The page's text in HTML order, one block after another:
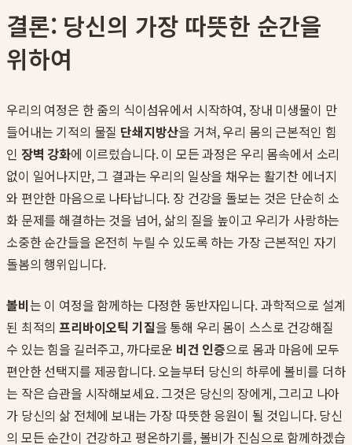
결론: 당신의 가장 따뜻한 순간을
위하여
우리의 여정은 한 줌의 식이섬유에서 시작하여, 장내 미생물이 만
들어내는 기적의 물질 단쇄지방산을 거쳐, 우리 몸의 근본적인 힘
인 장벽 강화에 이르렀습니다. 이 모든 과정은 우리 몸속에서 소리
없이 일어나지만, 그 결과는 우리의 일상을 채우는 활기찬 에너지
와 편안한 마음으로 나타납니다. 장 건강을 돌보는 것은 단순히 소
화 문제를 해결하는 것을 넘어, 삶의 질을 높이고 우리가 사랑하는
소중한 순간들을 온전히 누릴 수 있도록 하는 가장 근본적인 자기
돌봄의 행위입니다.
볼비는 이 여정을 함께하는 다정한 동반자입니다. 과학적으로 설계
된 최적의프리바이오틱 기질을 통해 우리 몸이 스스로 건강해질
수 있는 힘을 길러주고, 까다로운 비건 인증으로 몸과 마음에 모두
편안한 선택지를 제공합니다. 오늘부터 당신의 하루에 볼비를 더하
는 작은 습관을 시작해보세요. 그것은 당신의 장에게, 그리고 나아
가 당신의 삶 전체에 보내는 가장 따뜻한 응원이 될 것입니다. 당신
의 모든 순간이 건강하고 평온하기를, 볼비가 진심으로 함께하겠습